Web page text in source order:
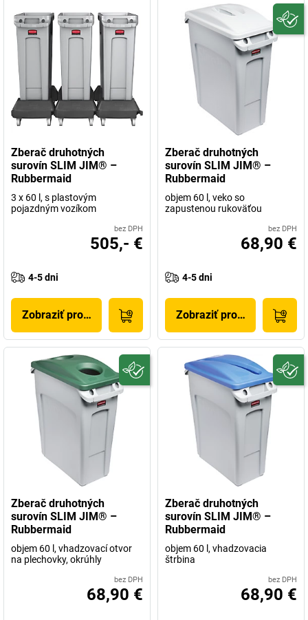
Zberač druhotných
surovín SLIM JIM® –
Rubbermaid
3 x 60 l, s plastovým
pojazdným vozíkom
bez DPH
505,- €
4-5 dni
Zobraziť produkt
Zberač druhotných
surovín SLIM JIM® –
Rubbermaid
objem 60 l, veko so
zapustenou rukoväťou
bez DPH
68,90 €
4-5 dni
Zobraziť produkt
Zberač druhotných
surovín SLIM JIM® –
Rubbermaid
objem 60 l, vhadzovací otvor
na plechovky, okrúhly
bez DPH
68,90 €
Zberač druhotných
surovín SLIM JIM® –
Rubbermaid
objem 60 l, vhadzovacia
štrbina
bez DPH
68,90 €